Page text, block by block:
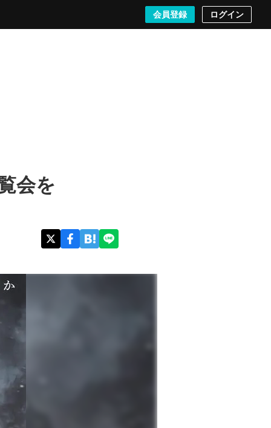
会員登録 ログイン
検索する
会を